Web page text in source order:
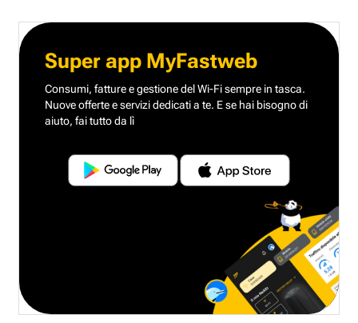
Super app MyFastweb
Consumi, fatture e gestione del Wi-Fi sempre in tasca.
Nuove offerte e servizi dedicati a te. E se hai bisogno di
aiuto, fai tutto da lì